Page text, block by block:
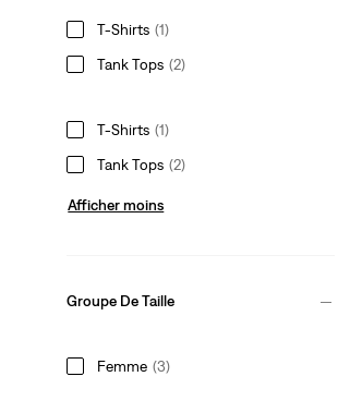
T-Shirts (1)
Tank Tops (2)
T-Shirts (1)
Tank Tops (2)
Afficher moins
Groupe De Taille
Femme (3)